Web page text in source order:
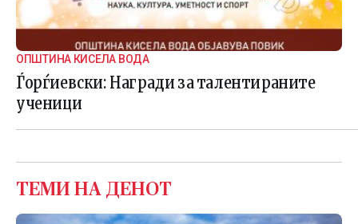
ОПШТИНА КИСЕЛА ВОДА
Ѓорѓиевски: Награди за талентираните
ученици
ТЕМИ НА ДЕНОТ